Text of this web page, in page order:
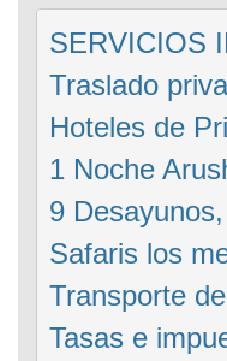
SERVICIOS
Traslado
Hoteles de
1 Noche
9
Safaris los
Transporte
Tasas e